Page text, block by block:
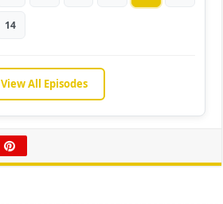
14
View All Episodes